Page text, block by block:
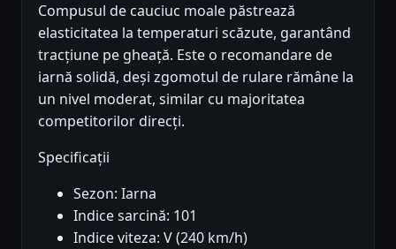
Compusul de cauciuc moale păstrează
elasticitatea la temperaturi scăzute, garantând
tracțiune pe gheață. Este o recomandare de
iarnă solidă, deși zgomotul de rulare rămâne la
un nivel moderat, similar cu majoritatea
competitorilor direcți.
Specificații
Sezon: Iarna
Indice sarcină: 101
Indice viteza: V (240 km/h)